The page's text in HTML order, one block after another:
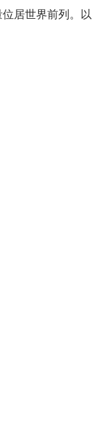
居世界前列。以